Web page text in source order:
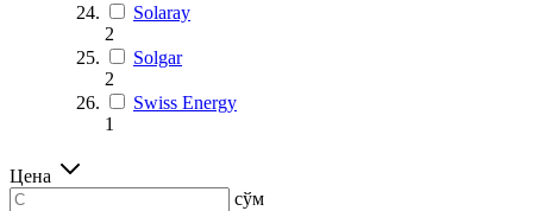
Solaray
2
Solgar
2
Swiss Energy
1
Цена
сўм